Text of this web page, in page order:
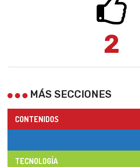
2
MÁS SECCIONES
CONTENIDOS
TECNOLOGÍA